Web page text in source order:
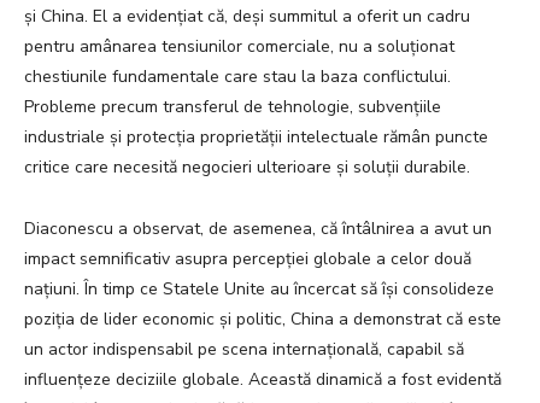
și China. El a evidențiat că, deși summitul a oferit un cadru
pentru amânarea tensiunilor comerciale, nu a soluționat
chestiunile fundamentale care stau la baza conflictului.
Probleme precum transferul de tehnologie, subvențiile
industriale și protecția proprietății intelectuale rămân puncte
critice care necesită negocieri ulterioare și soluții durabile.
Diaconescu a observat, de asemenea, că întâlnirea a avut un
impact semnificativ asupra percepției globale a celor două
națiuni. În timp ce Statele Unite au încercat să își consolideze
poziția de lider economic și politic, China a demonstrat că este
un actor indispensabil pe scena internațională, capabil să
influențeze deciziile globale. Această dinamică a fost evidentă